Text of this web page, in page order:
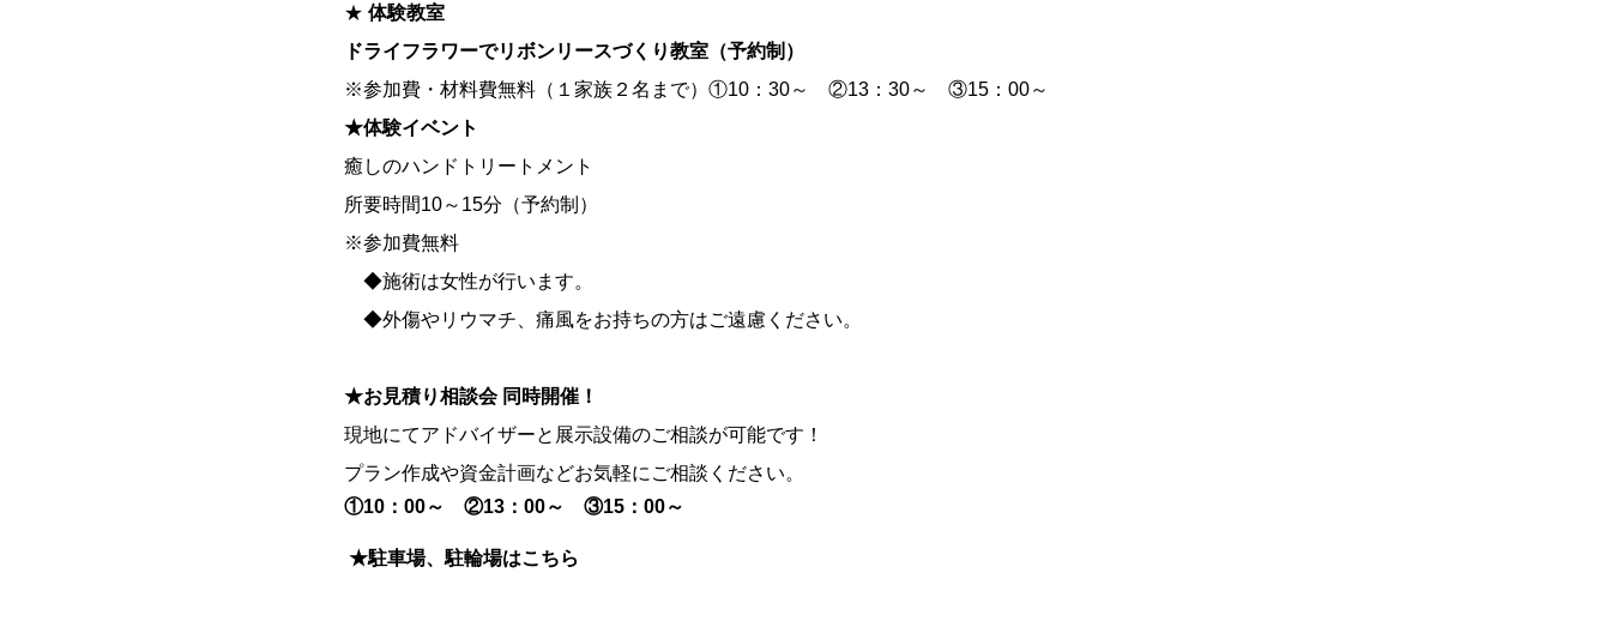
★ 体験教室
ドライフラワーでリボンリースづくり教室（予約制）
※参加費・材料費無料（１家族２名まで）①10：30～ ②13：30～ ③15：00～
★体験イベント
癒しのハンドトリートメント
所要時間10～15分（予約制）
※参加費無料
◆施術は女性が行います。
◆外傷やリウマチ、痛風をお持ちの方はご遠慮ください。
★お見積り相談会 同時開催！
現地にてアドバイザーと展示設備のご相談が可能です！
プラン作成や資金計画などお気軽にご相談ください。
①10：00～ ②13：00～ ③15：00～
★駐車場、駐輪場はこちら